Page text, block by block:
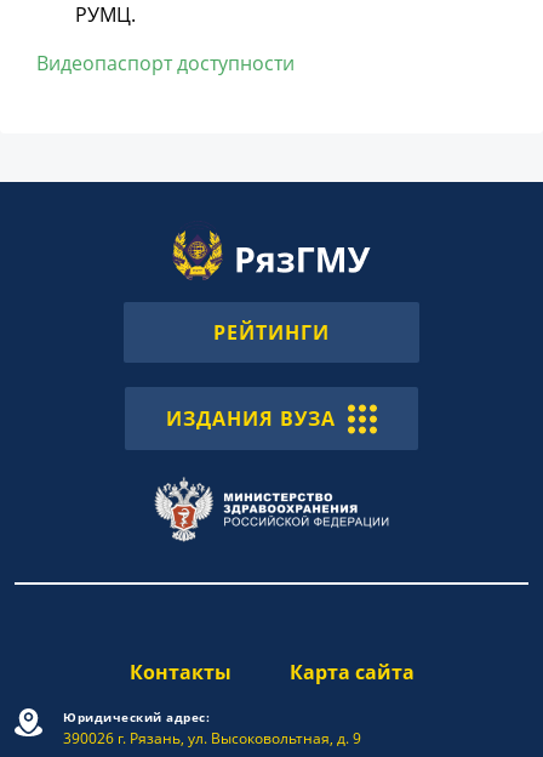
РУМЦ.
Видеопаспорт доступности
РЕЙТИНГИ
ИЗДАНИЯ ВУЗА
Контакты Карта сайта
Юридический адрес:
390026 г. Рязань, ул. Высоковольтная, д. 9